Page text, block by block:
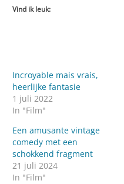
Vind ik leuk:
Incroyable mais vrais,
heerlijke fantasie
1 juli 2022
In "Film"
Een amusante vintage
comedy met een
schokkend fragment
21 juli 2024
In "Film"